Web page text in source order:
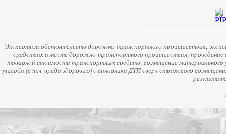
Экспертиза обстоятельств дорожно-транспортного происшествия;
средствах и месте дорожно-транспортного происшествия;
товарной стоимости транспортных средств; возмещение
ущерба (в т.ч. вреда здоровью) с виновника ДТП сверх страхового